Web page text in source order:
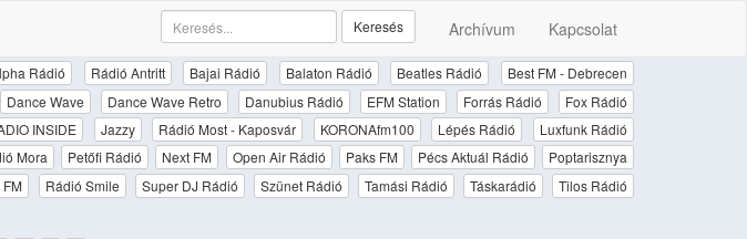
Archívum Kapcsolat
Keresés
Rádió Rádió Antritt Bajai Rádió Balaton Rádió Beatles Rádió
Best FM - Debrecen
Dance Wave Dance Wave Retro Danubius Rádió EFM Station Forrás Rádió
Fox Rádió
INSIDE Jazzy Rádió Most - Kaposvár KORONAfm100 Lépés Rádió
Luxfunk Rádió
Mora Petőfi Rádió Next FM Open Air Rádió Paks FM Pécs Aktuál Rádió
Poptarisznya
Rádió Smile Super DJ Rádió Szünet Rádió Tamási Rádió Táskarádió
Tilos Rádió